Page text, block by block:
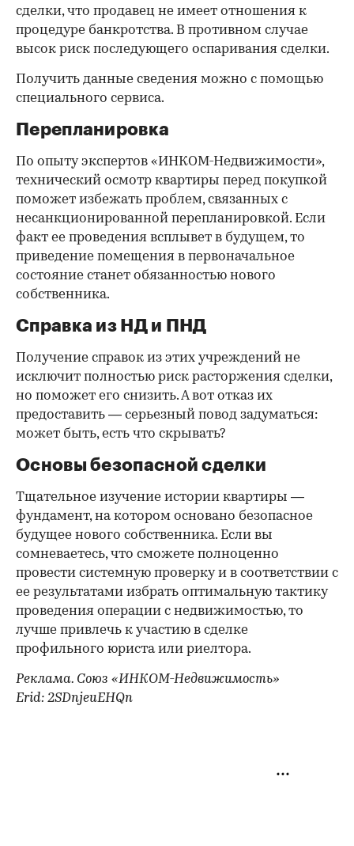
сделки, что продавец не имеет отношения к
процедуре банкротства. В противном случае
высок риск последующего оспаривания сделки.
Получить данные сведения можно с помощью
специального сервиса.
Перепланировка
По опыту экспертов «ИНКОМ-Недвижимости»,
технический осмотр квартиры перед покупкой
поможет избежать проблем, связанных с
несанкционированной перепланировкой. Если
факт ее проведения всплывет в будущем, то
приведение помещения в первоначальное
состояние станет обязанностью нового
собственника.
Справка из НД и ПНД
Получение справок из этих учреждений не
исключит полностью риск расторжения сделки,
но поможет его снизить. А вот отказ их
предоставить — серьезный повод задуматься:
может быть, есть что скрывать?
Основы безопасной сделки
Тщательное изучение истории квартиры —
фундамент, на котором основано безопасное
будущее нового собственника. Если вы
сомневаетесь, что сможете полноценно
провести системную проверку и в соответствии с
ее результатами избрать оптимальную тактику
проведения операции с недвижимостью, то
лучше привлечь к участию в сделке
профильного юриста или риелтора.
Реклама. Союз «ИНКОМ-Недвижимость»
Erid: 2SDnjeuEHQn